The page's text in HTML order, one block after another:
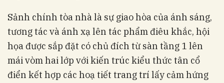
Sảnh chính tòa nhà là sự giao hòa của ánh sáng,
tương tác và ánh xạ lên tác phẩm điêu khắc, hội
họa được sắp đặt có chủ đích từ sàn tầng 1 lên
mái vòm hai lớp với kiến trúc kiểu thức tân cổ
điển kết hợp các hoạ tiết trang trí lấy cảm hứng